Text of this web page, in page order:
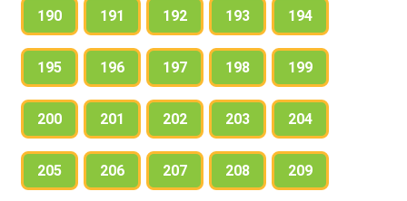
190 191 192 193 194
195 196 197 198 199
200 201 202 203 204
205 206 207 208 209